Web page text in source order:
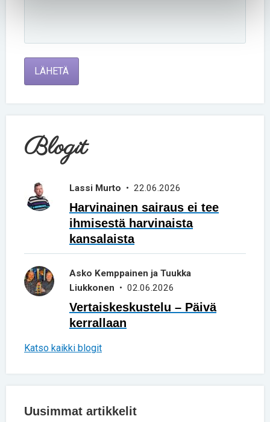
LÄHETÄ
Blogit
Lassi Murto • 22.06.2026
Harvinainen sairaus ei tee
ihmisestä harvinaista
kansalaista
Asko Kemppainen ja Tuukka
Liukkonen • 02.06.2026
Vertaiskeskustelu – Päivä
kerrallaan
Katso kaikki blogit
Uusimmat artikkelit